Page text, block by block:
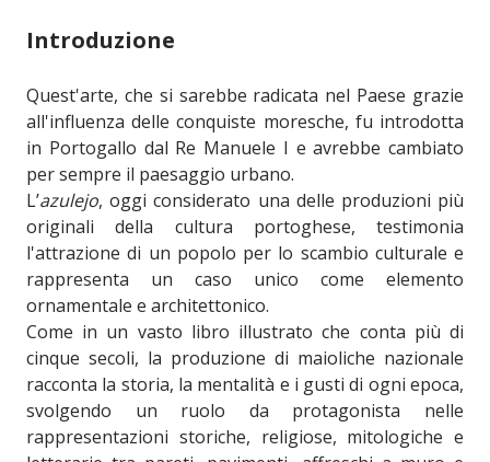
Introduzione
Quest'arte, che si sarebbe radicata nel Paese grazie
all'influenza delle conquiste moresche, fu introdotta
in Portogallo dal Re Manuele I e avrebbe cambiato
per sempre il paesaggio urbano.
L’azulejo, oggi considerato una delle produzioni più
originali della cultura portoghese, testimonia
l'attrazione di un popolo per lo scambio culturale e
rappresenta un caso unico come elemento
ornamentale e architettonico.
Come in un vasto libro illustrato che conta più di
cinque secoli, la produzione di maioliche nazionale
racconta la storia, la mentalità e i gusti di ogni epoca,
svolgendo un ruolo da protagonista nelle
rappresentazioni storiche, religiose, mitologiche e